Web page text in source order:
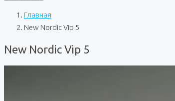
Главная
New Nordic Vip 5
New Nordic Vip 5